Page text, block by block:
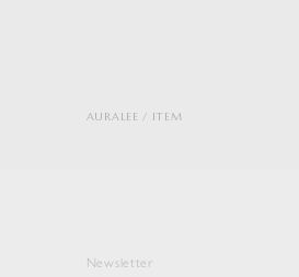
AURALEE ITEM
Newsletter